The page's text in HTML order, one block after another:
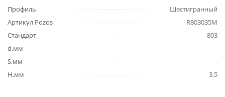
Профиль
Шестигранный
Артикул Pozos
R803035M
Стандарт
803
d,мм
-
S,мм
-
H,мм
3.5